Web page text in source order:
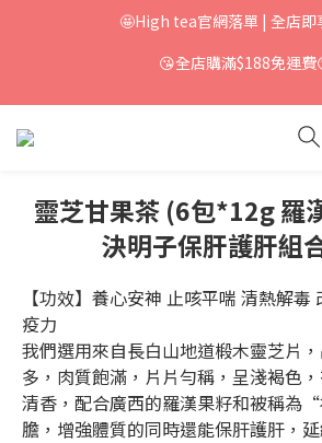
🤩High tea官網落單 | 全店即
😘全店購滿$188免運費
靈芝甘果茶 (6包*12g 羅
決明子保肝護肝組
【功效】養心安神 止咳平喘 清熱解
疫力
我們選用來自長白山地道椴木靈芝片
多，肉質飽滿，片片勻稱，呈淺褐色
清香，配合廣西的羅漢果籽和被稱為
膽，增強體質的同時還能保肝護肝，延